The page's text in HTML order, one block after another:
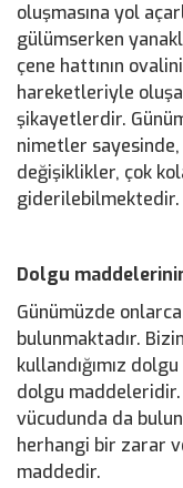
oluşmasına yol
gülümserken
çene hattının
hareketleriyle
şikayetlerdir.
nimetler
değişiklikler, çok
giderilebilmektedir.
Dolgu
Günümüzde
bulunmaktadır.
kullandığımız
dolgu
vücudunda da
herhangi bir zarar
maddedir.